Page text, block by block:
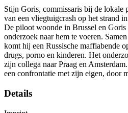
Stijn Goris, commissaris bij de lokale
van een vliegtuigcrash op het strand
De piloot woonde in Brussel en
onderzoek naar hem te voeren.
komt hij een Russische maffiabende
drugs, porno en kinderen. Het
zijn collega naar Praag en
een confrontatie met zijn eigen, door
Details